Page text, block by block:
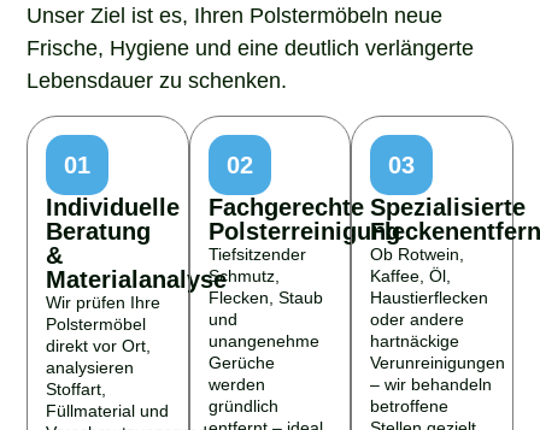
Unser Ziel ist es, Ihren Polstermöbeln neue
Frische, Hygiene und eine deutlich verlängerte
Lebensdauer zu schenken.
01
Individuelle
Beratung
&
Materialanalyse
Wir prüfen Ihre
Polstermöbel
direkt vor Ort,
analysieren
Stoffart,
Füllmaterial und
02
Fachgerechte
Polsterreinigung
Tiefsitzender
Schmutz,
Flecken, Staub
und
unangenehme
Gerüche
werden
gründlich
entfernt – ideal
03
Spezialisierte
Ob Rotwein,
Kaffee, Öl,
Haustierflecken
oder andere
hartnäckige
Verunreinigungen
– wir behandeln
betroffene
Stellen gezielt